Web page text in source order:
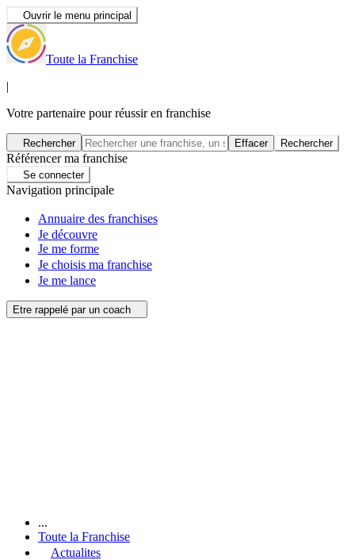
Ouvrir le menu principal
Toute la Franchise
|
Votre partenaire pour réussir en franchise
Rechercher Effacer Rechercher
Référencer ma franchise
Se connecter
Navigation principale
Annuaire des franchises
Je découvre
Je me forme
Je choisis ma franchise
Je me lance
Etre rappelé par un coach
...
Toute la Franchise
Actualites